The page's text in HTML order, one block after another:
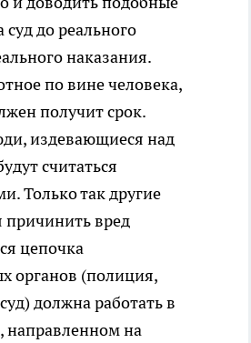
суд до реального
наказания.
по вине человека,
получит срок.
издевающиеся над
считаться
Только так другие
причинить вред
цепочка
органов (полиция,
должна работать в
направленном на